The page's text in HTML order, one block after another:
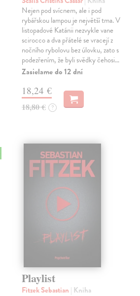
Nejen pod svícnem, ale i pod
rybářskou lampou je největší tma. V
listopadové Katánii nezvykle vane
scirocco a dva přátelé se vracejí z
nočního rybolovu bez úlovku, zato s
podezřením, že byli svědky čehosi…
Zasielame do 12 dní
18,24 €
18,80 € ?
Playlist
Fitzek Sebastian | Kniha